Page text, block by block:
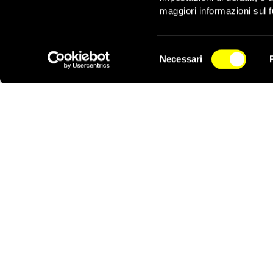
maggiori informazioni sul
del
Necessari
“Oggi è un giorno da
condanne solo a
concluso Ahmed.
NEWSLETTER